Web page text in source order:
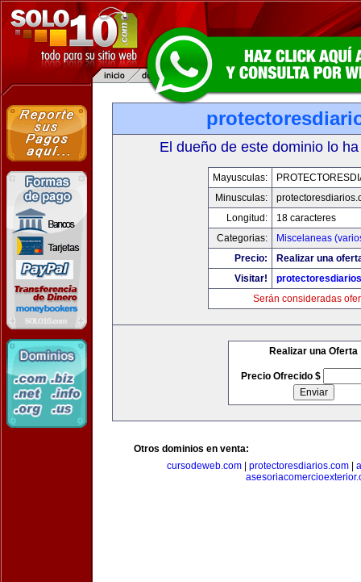
El dueño de este dominio lo
Mayusculas:
Minusculas:
Longitud:
18 caracteres
Categorias:
Miscelaneas
Precio:
Realizar una
Visitar!
Serán consideradas
Realizar una Oferta
Precio Ofrecido $
Otros dominios en venta:
cursodeweb.com
protectoresdiarios.com